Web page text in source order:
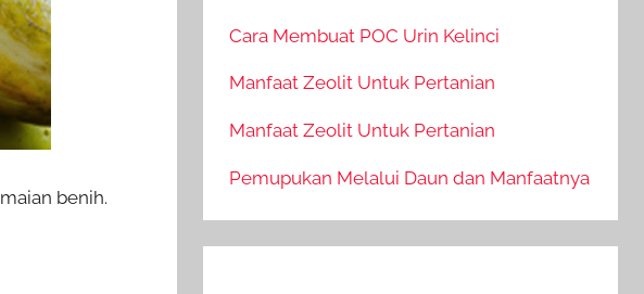
benih.
Cara Membuat POC Urin Kelinci
Manfaat Zeolit Untuk Pertanian
Manfaat Zeolit Untuk Pertanian
Pemupukan Melalui Daun dan Manfaatnya